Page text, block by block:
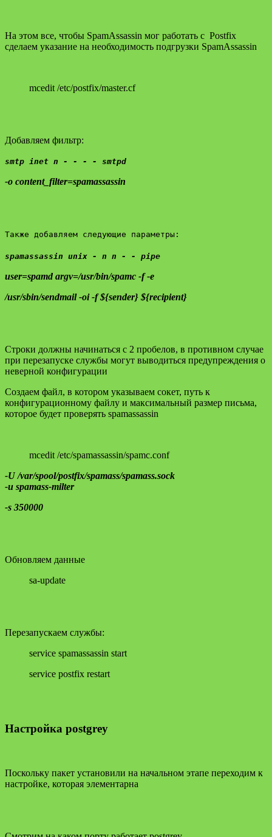
На этом все, чтобы SpamAssassin мог работать с Postfix
сделаем указание на необходимость подгрузки SpamAssassin
mcedit /etc/postfix/master.cf
Добавляем фильтр:
smtp inet n - - - - smtpd
-o content_filter=spamassassin
Также добавляем следующие параметры:
spamassassin unix - n n - - pipe
user=spamd argv=/usr/bin/spamc -f -e
/usr/sbin/sendmail -oi -f ${sender} ${recipient}
Строки должны начинаться с 2 пробелов, в противном случае
при перезапуске службы могут выводиться предупреждения о
неверной конфигурации
Создаем файл, в котором указываем сокет, путь к
конфигурационному файлу и максимальный размер письма,
которое будет проверять spamassassin
mcedit /etc/spamassassin/spamc.conf
-U /var/spool/postfix/spamass/spamass.sock
-u spamass-milter
-s 350000
Обновляем данные
sa-update
Перезапускаем службы:
service spamassassin start
service postfix restart
Настройка postgrey
Поскольку пакет установили на начальном этапе переходим к
настройке, которая элементарна